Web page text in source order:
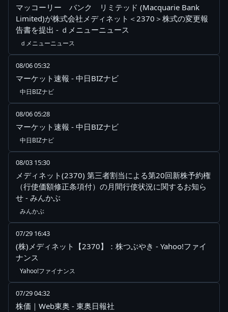
マッコーリー バンク リミテッド (Macquarie Bank
Limited)が株式会社メディネット＜2370＞株式の変更報
告書を提出 - ｄメニューニュース
ｄメニューニュース
08/06 05:32
マーケット速報 - 中日BIZナビ
中日BIZナビ
08/06 05:28
マーケット速報 - 中日BIZナビ
中日BIZナビ
08/03 15:30
メディネット(2370) 第三者割当による第20回新株予約権
（行使価額修正条項付）の月間行使状況に関するお知ら
せ - みんかぶ
みんかぶ
07/29 16:43
(株)メディネット【2370】：株つぶやき - Yahoo!ファイ
ナンス
Yahoo!ファイナンス
07/29 04:32
株価｜Web東奥 - 東奥日報社